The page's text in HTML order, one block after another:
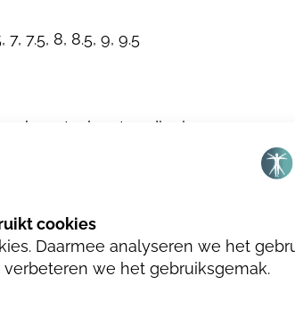
7, 7.5, 8, 8.5, 9, 9.5
leestverdieping
Daarmee analyseren we het
we het gebruiksgemak.